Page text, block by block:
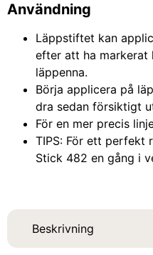
Användning
Läppstiftet kan
efter att ha markerat
läppenna.
Börja applicera på
dra sedan försiktigt
För en mer precis
TIPS: För ett perfekt
Stick 482 en gång i
Beskrivning